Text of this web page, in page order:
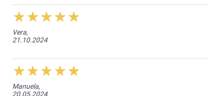
Vera,
21.10.2024
Manuela,
20.05.2024